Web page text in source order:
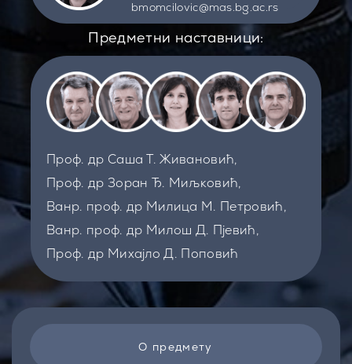
bmomcilovic@mas.bg.ac.rs
Предметни наставници:
Проф. др Саша Т. Живановић,
Проф. др Зоран Ђ. Миљковић,
Ванр. проф. др Милица М. Петровић,
Ванр. проф. др Милош Д. Пјевић,
Проф. др Михајло Д. Поповић
О предмету